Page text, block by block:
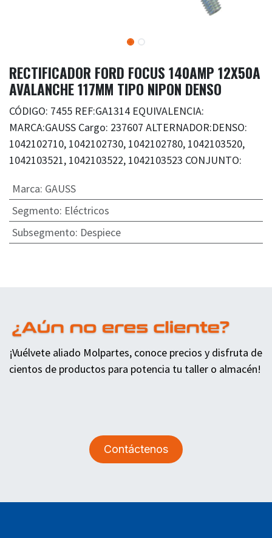
RECTIFICADOR FORD FOCUS 140AMP 12X50A
AVALANCHE 117MM TIPO NIPON DENSO
CÓDIGO: 7455 REF:GA1314 EQUIVALENCIA:
MARCA:GAUSS Cargo: 237607 ALTERNADOR:DENSO:
1042102710, 1042102730, 1042102780, 1042103520,
1042103521, 1042103522, 1042103523 CONJUNTO:
Marca: GAUSS
Segmento: Eléctricos
Subsegmento: Despiece
¡Vuélvete aliado Molpartes, conoce precios y disfruta de
cientos de productos para potencia tu taller o almacén!
Contáctenos